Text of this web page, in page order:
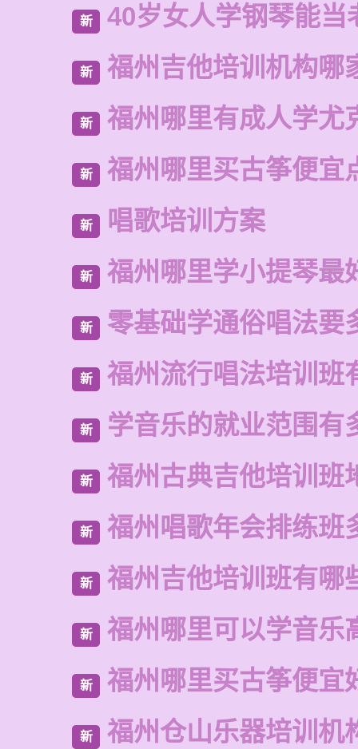
新 40岁女人学钢琴能当
新 福州吉他培训机构哪
新 福州哪里有成人学尤
新 福州哪里买古筝便宜
新 唱歌培训方案
新 福州哪里学小提琴最
新 零基础学通俗唱法要
新 福州流行唱法培训班
新 学音乐的就业范围有
新 福州古典吉他培训班
新 福州唱歌年会排练班
新 福州吉他培训班有哪
新 福州哪里可以学音乐
新 福州哪里买古筝便宜
新 福州仓山乐器培训机